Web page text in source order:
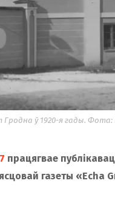
ў 1920-я гады. Фота:
працягвае
газеты